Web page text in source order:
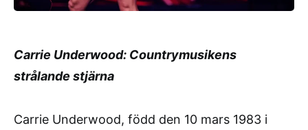
Carrie Underwood: Countrymusikens
strålande stjärna
Carrie Underwood, född den 10 mars 1983 i